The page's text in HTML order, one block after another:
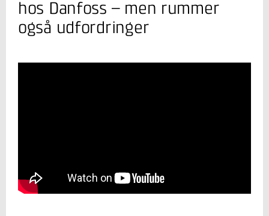
Send e-mail
LinkedIn
hos Danfoss – men rummer
også udfordringer